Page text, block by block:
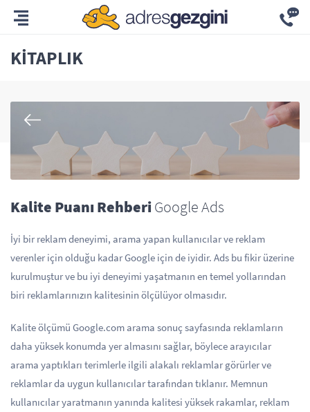
KITAPLIK
Kalite Puanı RehberiGoogle Ads
İyi bir reklam deneyimi, arama yapan kullanıcılar ve reklam
verenler için olduğu kadar Google için de iyidir. Ads bu fikir üzerine
kurulmuştur ve bu iyi deneyimi yaşatmanın en temel yollarından
biri reklamlarınızın kalitesinin ölçülüyor olmasıdır.
Kalite ölçümü Google.com arama sonuç sayfasında reklamların
daha yüksek konumda yer almasını sağlar, böylece arayıcılar
arama yaptıkları terimlerle ilgili alakalı reklamlar görürler ve
reklamlar da uygun kullanıcılar tarafından tıklanır. Memnun
kullanıcılar yaratmanın yanında kalitesi yüksek rakamlar, reklam